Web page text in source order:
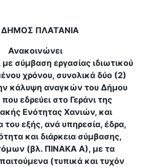
ΠΛΑΤΑΝΙΑ
Ανακοινώνει
σύμβαση εργασίας ιδιωτικού
χρόνου, συνολικά δύο (2)
κάλυψη αναγκών του Δήμου
εδρεύει στο Γεράνι της
Ενότητας Χανιών, και
του εξής, ανά υπηρεσία, έδρα,
και διάρκεια σύμβασης,
(βλ. ΠΙΝΑΚΑ Α), με τα
(τυπικά και τυχόν